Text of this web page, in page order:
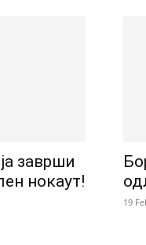
заврши
нокаут!
19